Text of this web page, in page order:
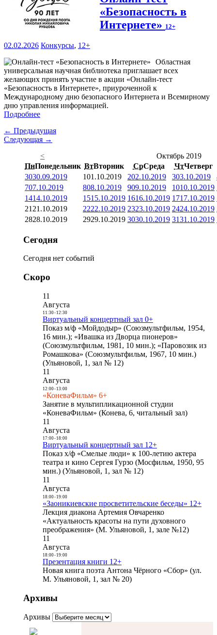
«Безопасность в
Интернете» 12+
02.02.2026 Конкурсы, 12+
Областная
универсальная научная библиотека приглашает всех
желающих принять участие в акции «Онлайн-тест
«Безопасность в Интернете», приуроченной к
Международному дню безопасного Интернета и Всемирному
дню управления информацией.
Подробнее
← Предыдущая
Следующая →
<
Октябрь 2019
ПнПонедельник ВтВторник СрСреда ЧтЧетверг
3030.09.2019 101.10.2019 202.10.2019 303.10.2019
707.10.2019 808.10.2019 909.10.2019 1010.10.2019
1414.10.2019 1515.10.2019 1616.10.2019 1717.10.2019
21 21.10.2019 2222.10.2019 2323.10.2019 2424.10.2019
2828.10.2019 2929.10.2019 3030.10.2019 3131.10.2019
Сегодня
Сегодня нет событий
Скоро
11
Августа
11:30- 12:30
Виртуальный концертный зал 0+
Показ м/ф «Мойдодыр» (Союзмультфильм, 1954,
16 мин.); «Ивашка из Дворца пионеров»
(Союзмультфильм, 1981, 10 мин.); «Паровозик из
Ромашкова» (Союзмультфильм, 1967, 10 мин.)
(Ульяновой, 1, зал № 12)
11
Августа
12:00- 13:00
«КоневаФильм» 6+
Занятие в мультипликационной студии
«КоневаФильм» (Конева, 6, читальный зал)
11
Августа
17:00- 18:00
Виртуальный концертный зал 12+
Показ х/ф «Смелые люди» к 100-летию актера
театра и кино Сергея Гурзо (Мосфильм, 1950, 95
мин.) (Ульяновой, 1, зал № 12)
11
Августа
18:00- 19:00
«Заоникиевские просветительские беседы» 12+
Лекция диакона Артемия Овчаренко
«Актуальность красоты на пути духовного
преображения» (М. Ульяновой, 1, зале №12)
11
Августа
18:00- 19:00
Презентация книги 12+
Новая книга поэта Антона Чёрного «Сбор» (ул.
М. Ульяновой, 1, зал № 20)
Архивы
Архивы